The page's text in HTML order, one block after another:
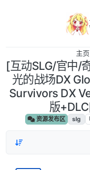
主页
[互动SLG/官中/
光的战场DX
Survivors DX
版
资源发布区 slg